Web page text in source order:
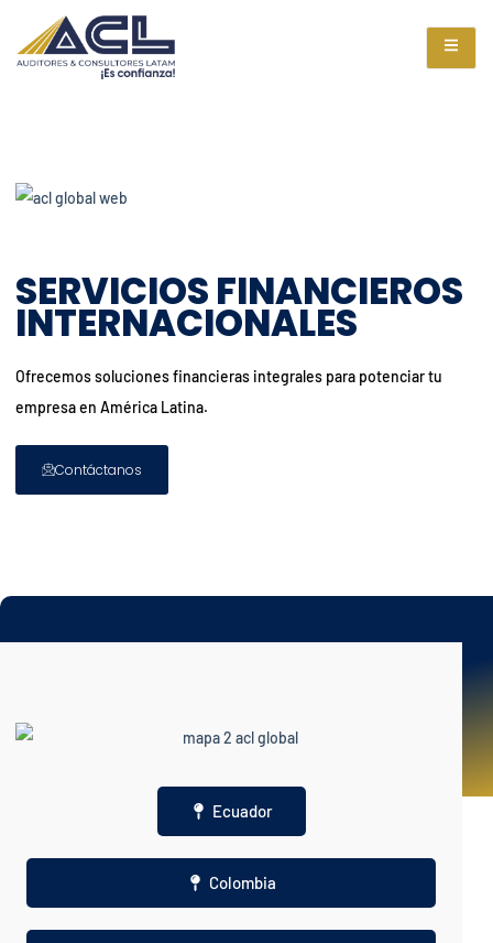
SERVICIOS FINANCIEROS
INTERNACIONALES
Ofrecemos soluciones financieras integrales para potenciar tu
empresa en América Latina.
Contáctanos
Ecuador
Colombia